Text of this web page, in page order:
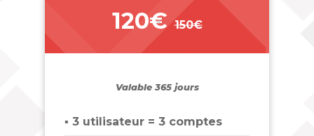
120€ 150€
_
Valable 365 jours
▪ 3 utilisateur = 3 comptes